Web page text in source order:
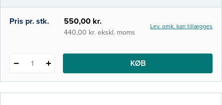
indblik i scenarietræning såvel
e-bog
Pris pr. stk. 550,00 kr.
440,00 kr. ekskl. moms
Lev. omk. kan tillægges
1 KØB